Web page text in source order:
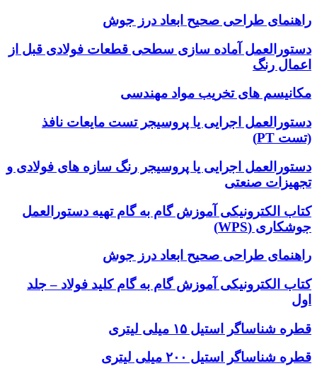
راهنمای طراحی صحیح ابعاد درز جوش
دستورالعمل آماده سازی سطحی قطعات فولادی قبل از
اعمال رنگ
مکانیسم های تخریب مواد مهندسی
دستورالعمل اجرایی یا پروسیجر تست مایعات نافذ
(تست PT)
دستورالعمل اجرایی یا پروسیجر رنگ سازه های فولادی و
تجهیزات صنعتی
کتاب الکترونیکی آموزش گام به گام تهیه دستورالعمل
جوشکاری (WPS)
راهنمای طراحی صحیح ابعاد درز جوش
کتاب الکترونیکی آموزش گام به گام کلید فولاد – جلد
اول
قطره شناساگر استیل ۱۵ میلی لیتری
قطره شناساگر استیل ۲۰۰ میلی لیتری